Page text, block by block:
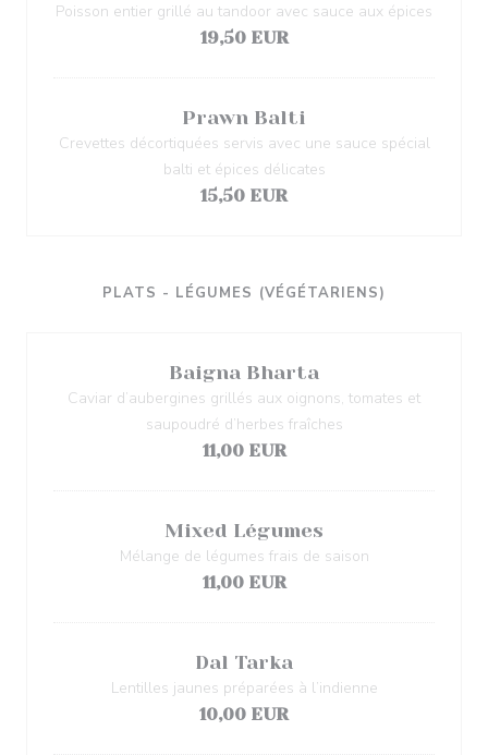
Poisson entier grillé au tandoor avec sauce aux épices
19,50 EUR
Prawn Balti
Crevettes décortiquées servis avec une sauce spécial
balti et épices délicates
15,50 EUR
PLATS - LÉGUMES (VÉGÉTARIENS)
Baigna Bharta
Caviar d’aubergines grillés aux oignons, tomates et
saupoudré d’herbes fraîches
11,00 EUR
Mixed Légumes
Mélange de légumes frais de saison
11,00 EUR
Dal Tarka
Lentilles jaunes préparées à l’indienne
10,00 EUR